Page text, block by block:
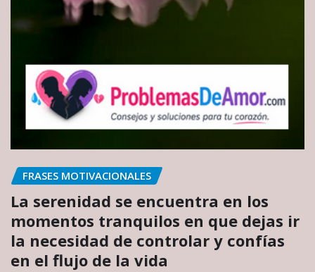
FRASES MOTIVACIONALES
La serenidad se encuentra en los
momentos tranquilos en que dejas ir
la necesidad de controlar y confías
en el flujo de la vida